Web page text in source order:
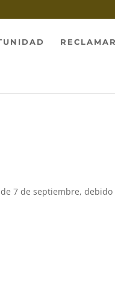
7 de septiembre,